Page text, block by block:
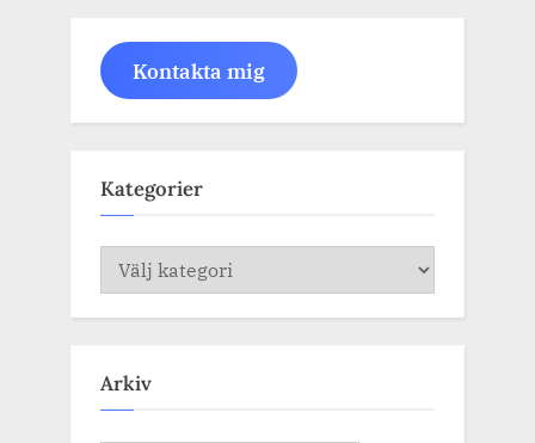
Kontakta mig
Kategorier
Kategorier
Arkiv